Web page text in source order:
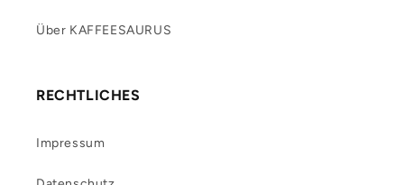
Über KAFFEESAURUS
RECHTLICHES
Impressum